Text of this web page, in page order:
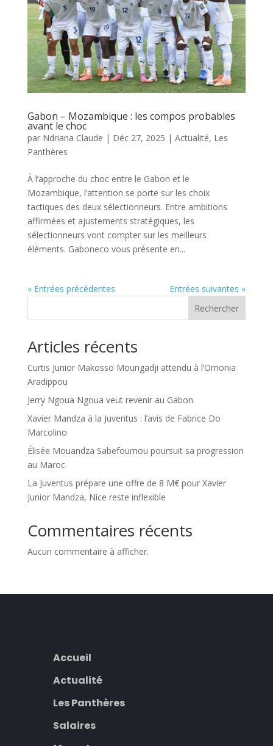
Gabon – Mozambique : les compos probables
avant le choc
par Ndriana Claude | Déc 27, 2025 | Actualité, Les
Panthères
À l’approche du choc entre le Gabon et le
Mozambique, l’attention se porte sur les choix
tactiques des deux sélectionneurs. Entre ambitions
affirmées et ajustements stratégiques, les
sélectionneurs vont compter sur les meilleurs
éléments. Gaboneco vous présente en...
« Entrées précédentes
Entrées suivantes »
Rechercher
Articles récents
Curtis Junior Makosso Moungadji attendu à l’Omonia
Aradippou
Jerry Ngoua Ngoua veut revenir au Gabon
Xavier Mandza à la Juventus : l’avis de Fabrice Do
Marcolino
Élisée Mouandza Sabefoumou poursuit sa progression
au Maroc
La Juventus prépare une offre de 8 M€ pour Xavier
Junior Mandza, Nice reste inflexible
Commentaires récents
Aucun commentaire à afficher.
Accueil
Actualité
Les Panthères
Salaires